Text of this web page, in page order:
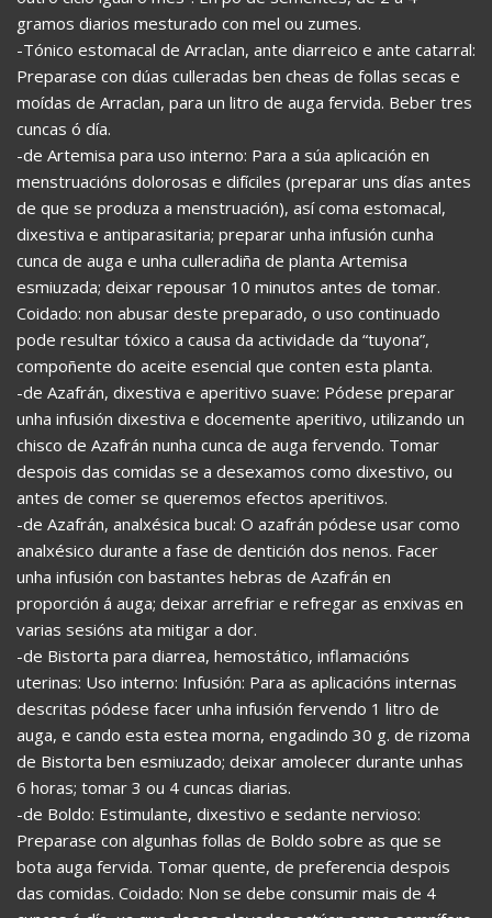
gramos diarios mesturado con mel ou zumes.
-Tónico estomacal de Arraclan, ante diarreico e ante catarral:
Preparase con dúas culleradas ben cheas de follas secas e
moídas de Arraclan, para un litro de auga fervida. Beber tres
cuncas ó día.
-de Artemisa para uso interno: Para a súa aplicación en
menstruacións dolorosas e difíciles (preparar uns días antes
de que se produza a menstruación), así coma estomacal,
dixestiva e antiparasitaria; preparar unha infusión cunha
cunca de auga e unha culleradiña de planta Artemisa
esmiuzada; deixar repousar 10 minutos antes de tomar.
Coidado: non abusar deste preparado, o uso continuado
pode resultar tóxico a causa da actividade da “tuyona”,
compoñente do aceite esencial que conten esta planta.
-de Azafrán, dixestiva e aperitivo suave: Pódese preparar
unha infusión dixestiva e docemente aperitivo, utilizando un
chisco de Azafrán nunha cunca de auga fervendo. Tomar
despois das comidas se a desexamos como dixestivo, ou
antes de comer se queremos efectos aperitivos.
-de Azafrán, analxésica bucal: O azafrán pódese usar como
analxésico durante a fase de dentición dos nenos. Facer
unha infusión con bastantes hebras de Azafrán en
proporción á auga; deixar arrefriar e refregar as enxivas en
varias sesións ata mitigar a dor.
-de Bistorta para diarrea, hemostático, inflamacións
uterinas: Uso interno: Infusión: Para as aplicacións internas
descritas pódese facer unha infusión fervendo 1 litro de
auga, e cando esta estea morna, engadindo 30 g. de rizoma
de Bistorta ben esmiuzado; deixar amolecer durante unhas
6 horas; tomar 3 ou 4 cuncas diarias.
-de Boldo: Estimulante, dixestivo e sedante nervioso:
Preparase con algunhas follas de Boldo sobre as que se
bota auga fervida. Tomar quente, de preferencia despois
das comidas. Coidado: Non se debe consumir mais de 4